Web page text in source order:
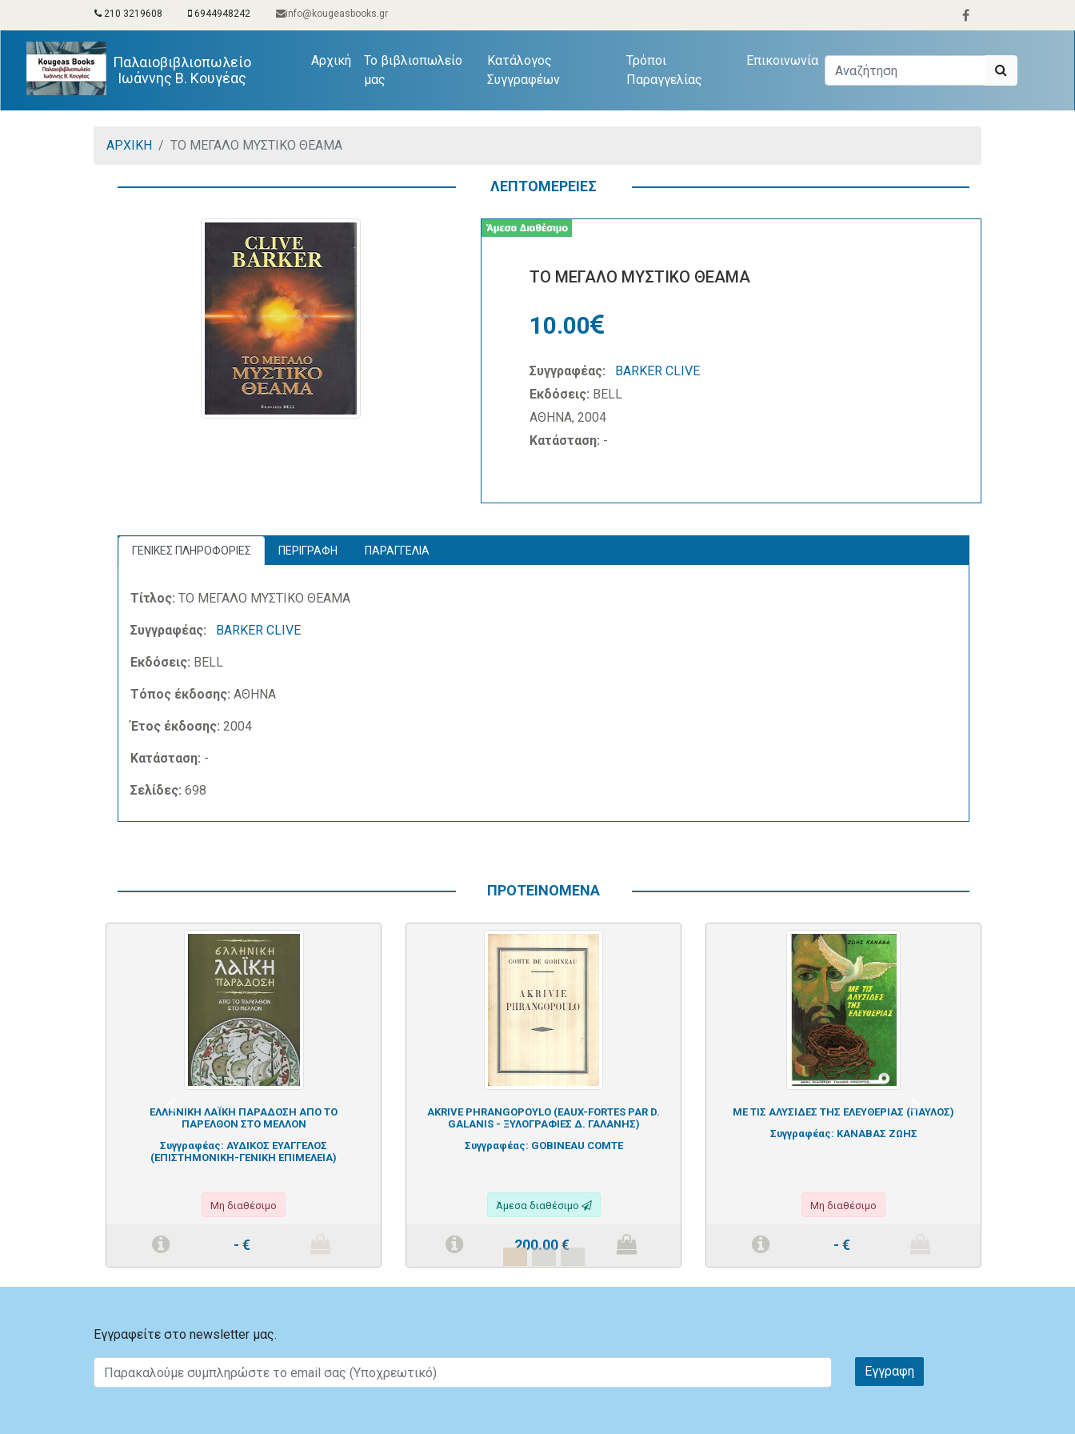
210 3219608 6944948242 info@kougeasbooks.gr
Παλαιοβιβλιοπωλείο
Ιωάννης Β. Κουγέας
Αρχική(current)
Το βιβλιοπωλείο
μας
Κατάλογος
Συγγραφέων
Τρόποι
Παραγγελίας
Επικοινωνία
ΑΡΧΙΚΗ ΤΟ ΜΕΓΑΛΟ ΜΥΣΤΙΚΟ ΘΕΑΜΑ
ΛΕΠΤΟΜΕΡΕΙΕΣ
ΤΟ ΜΕΓΑΛΟ ΜΥΣΤΙΚΟ ΘΕΑΜΑ
10.00
Συγγραφέας:
BARKER CLIVE
Εκδόσεις: BELL
ΑΘΗΝΑ, 2004
Κατάσταση: -
ΓΕΝΙΚΕΣ ΠΛΗΡΟΦΟΡΙΕΣ ΠΕΡΙΓΡΑΦΗ ΠΑΡΑΓΓΕΛΙΑ
Τίτλος: ΤΟ ΜΕΓΑΛΟ ΜΥΣΤΙΚΟ ΘΕΑΜΑ
Συγγραφέας: BARKER CLIVE
Εκδόσεις: BELL
Τόπος έκδοσης: ΑΘΗΝΑ
Έτος έκδοσης: 2004
Κατάσταση: -
Σελίδες: 698
ΠΡΟΤΕΙΝΟΜΕΝΑ
ΕΛΛΗΝΙΚΗ ΛΑΪΚΗ ΠΑΡΑΔΟΣΗ ΑΠΟ ΤΟ
ΠΑΡΕΛΘΟΝ ΣΤΟ ΜΕΛΛΟΝ
Συγγραφέας: ΑΥΔΙΚΟΣ ΕΥΑΓΓΕΛΟΣ
(ΕΠΙΣΤΗΜΟΝΙΚΗ-ΓΕΝΙΚΗ ΕΠΙΜΕΛΕΙΑ)
Μη διαθέσιμο
- €
AKRIVE PHRANGOPOYLO (EAUX-FORTES PAR D.
GALANIS - ΞΥΛΟΓΡΑΦΙΕΣ Δ. ΓΑΛΑΝΗΣ)
Συγγραφέας: GOBINEAU COMTE
Άμεσα διαθέσιμο
200.00€
ΜΕ ΤΙΣ ΑΛΥΣΙΔΕΣ ΤΗΣ ΕΛΕΥΘΕΡΙΑΣ (ΠΑΥΛΟΣ)
Συγγραφέας: ΚΑΝΑΒΑΣ ΖΩΗΣ
Μη διαθέσιμο
- €
Previous Next
Εγγραφείτε στο newsletter μας.
Εγγραφη